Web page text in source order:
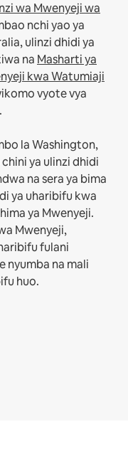
wa Mwenyeji wa
nchi yao ya
ulinzi dhidi ya
na Masharti ya
kwa Watumiaji
vyote vya
la Washington,
ya ulinzi dhidi
na sera ya bima
ya uharibifu kwa
ya Mwenyeji.
Mwenyeji,
fulani
nyumba na mali
huo.